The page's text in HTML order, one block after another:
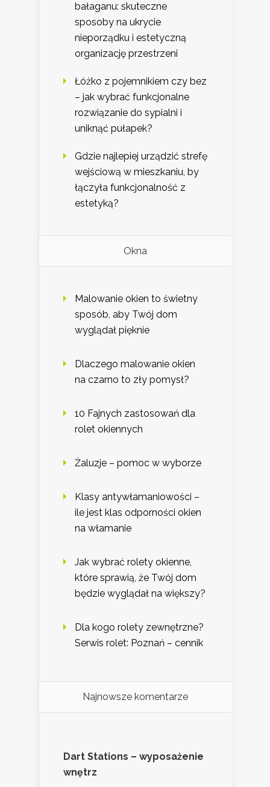
bałaganu: skuteczne
sposoby na ukrycie
nieporządku i estetyczną
organizację przestrzeni
Łóżko z pojemnikiem czy bez
– jak wybrać funkcjonalne
rozwiązanie do sypialni i
uniknąć pułapek?
Gdzie najlepiej urządzić strefę
wejściową w mieszkaniu, by
łączyła funkcjonalność z
estetyką?
Okna
Malowanie okien to świetny
sposób, aby Twój dom
wyglądał pięknie
Dlaczego malowanie okien
na czarno to zły pomysł?
10 Fajnych zastosowań dla
rolet okiennych
Żaluzje – pomoc w wyborze
Klasy antywłamaniowości –
ile jest klas odporności okien
na włamanie
Jak wybrać rolety okienne,
które sprawią, że Twój dom
będzie wyglądał na większy?
Dla kogo rolety zewnętrzne?
Serwis rolet: Poznań – cennik
Najnowsze komentarze
Dart Stations – wyposażenie
wnętrz